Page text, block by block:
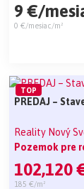
9 €/
0 €/mesiac/m²
PREDAJ –
Reality Nový
Pozemok pre
102,120
185 €/m²
TOP